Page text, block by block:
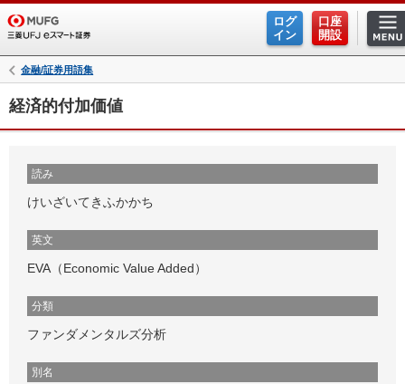
ログ
イン
口座
開設
金融/証券用語集
経済的付加価値
読み
けいざいてきふかかち
英文
EVA（Economic Value Added）
分類
ファンダメンタルズ分析
別名